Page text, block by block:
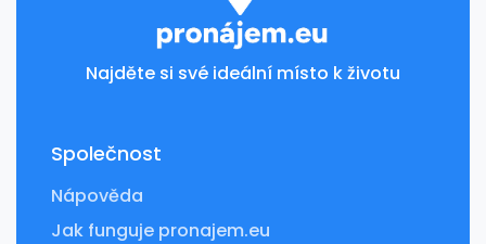
Najděte si své ideální místo k životu
Společnost
Nápověda
Jak funguje pronajem.eu